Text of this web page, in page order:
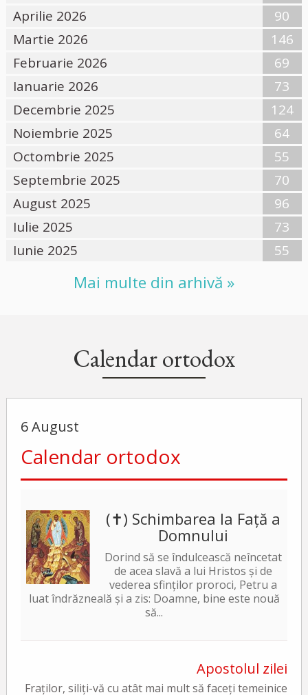
Aprilie 2026
90
Martie 2026
146
Februarie 2026
69
Ianuarie 2026
73
Decembrie 2025
124
Noiembrie 2025
64
Octombrie 2025
55
Septembrie 2025
70
August 2025
96
Iulie 2025
73
Iunie 2025
55
Mai multe din arhivă »
Calendar ortodox
6 August
Calendar ortodox
(✝) Schimbarea la Față a
Domnului
Dorind să se îndulcească neîncetat
de acea slavă a lui Hristos și de
vederea sfinților proroci, Petru a
luat îndrăzneală și a zis: Doamne, bine este nouă
să...
Apostolul zilei
Fraților, siliți-vă cu atât mai mult să faceți temeinice